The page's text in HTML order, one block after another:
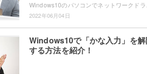
2022年06月04日
Windows10で「かな入力」を
する方法を紹介！